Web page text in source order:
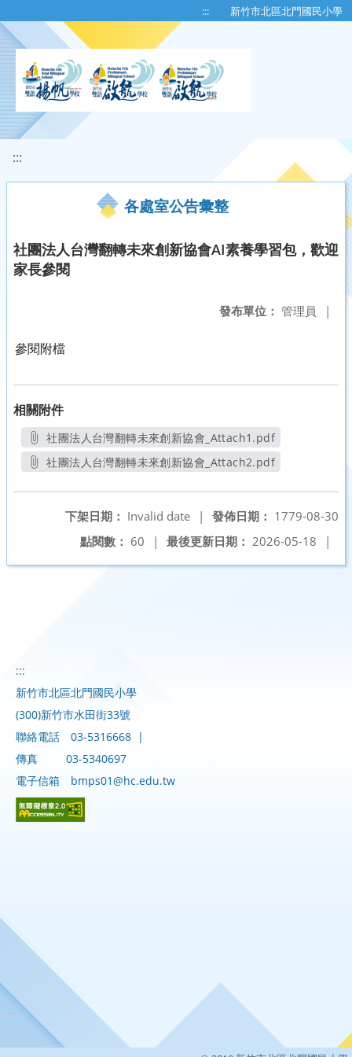
::: 新竹市北區北門國民小學
:::
各處室公告彙整
社團法人台灣翻轉未來創新協會AI素養學習包，歡迎
家長參閱
發布單位： 管理員 |
參閱附檔
相關附件
社團法人台灣翻轉未來創新協會_Attach1.pdf
另開新視窗
社團法人台灣翻轉未來創新協會_Attach2.pdf
發佈日期： 1779-08-30
下架日期： Invalid date
|
最後更新日期： 2026-05-18 |
點閱數： 60 |
:::
新竹市北區北門國民小學
(300)新竹市水田街33號
聯絡電話
03-5316668 |
傳真
03-5340697
電子信箱
bmps01@hc.edu.tw